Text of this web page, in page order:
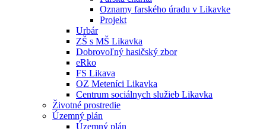
Oznamy farského úradu v Likavke
Projekt
Urbár
ZŠ s MŠ Likavka
Dobrovoľný hasičský zbor
eRko
FS Likava
OZ Meteníci Likavka
Centrum sociálnych služieb Likavka
Životné prostredie
Územný plán
Územný plán